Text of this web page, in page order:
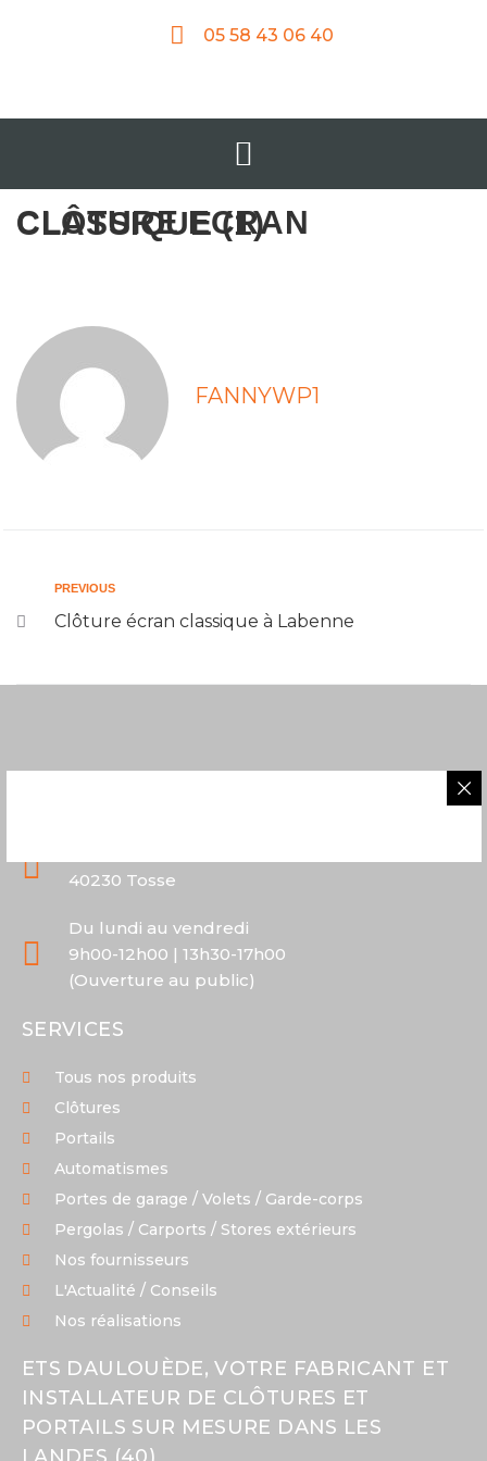
05 58 43 06 40
CLÔTURE ECRAN CLASSIQUE (1)
FANNYWP1
PREVIOUS
Clôture écran classique à Labenne
40230 Tosse
Du lundi au vendredi
9h00-12h00 | 13h30-17h00
(Ouverture au public)
SERVICES
Tous nos produits
Clôtures
Portails
Automatismes
Portes de garage / Volets / Garde-corps
Pergolas / Carports / Stores extérieurs
Nos fournisseurs
L'Actualité / Conseils
Nos réalisations
ETS DAULOUÈDE, VOTRE FABRICANT ET
INSTALLATEUR DE CLÔTURES ET
PORTAILS SUR MESURE DANS LES